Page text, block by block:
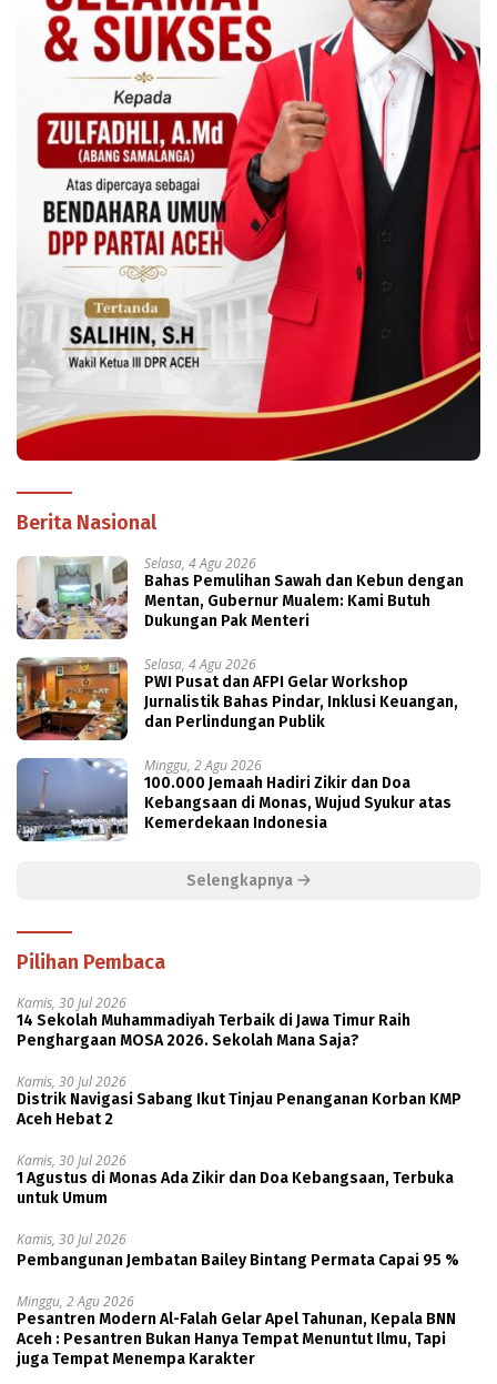
Berita Nasional
Selasa, 4 Agu 2026
Bahas Pemulihan Sawah dan Kebun dengan
Mentan, Gubernur Mualem: Kami Butuh
Dukungan Pak Menteri
Selasa, 4 Agu 2026
PWI Pusat dan AFPI Gelar Workshop
Jurnalistik Bahas Pindar, Inklusi Keuangan,
dan Perlindungan Publik
Minggu, 2 Agu 2026
100.000 Jemaah Hadiri Zikir dan Doa
Kebangsaan di Monas, Wujud Syukur atas
Kemerdekaan Indonesia
Selengkapnya
Pilihan Pembaca
Kamis, 30 Jul 2026
14 Sekolah Muhammadiyah Terbaik di Jawa Timur Raih
Penghargaan MOSA 2026. Sekolah Mana Saja?
Kamis, 30 Jul 2026
Distrik Navigasi Sabang Ikut Tinjau Penanganan Korban KMP
Aceh Hebat 2
Kamis, 30 Jul 2026
1 Agustus di Monas Ada Zikir dan Doa Kebangsaan, Terbuka
untuk Umum
Kamis, 30 Jul 2026
Pembangunan Jembatan Bailey Bintang Permata Capai 95 %
Minggu, 2 Agu 2026
Pesantren Modern Al-Falah Gelar Apel Tahunan, Kepala BNN
Aceh : Pesantren Bukan Hanya Tempat Menuntut Ilmu, Tapi
juga Tempat Menempa Karakter